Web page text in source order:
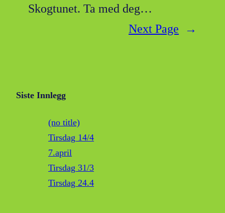
Skogtunet. Ta med deg…
Next Page
→
Siste Innlegg
(no title)
Tirsdag 14/4
7.april
Tirsdag 31/3
Tirsdag 24.4